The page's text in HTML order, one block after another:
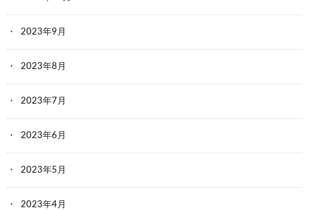
2023年9月
2023年8月
2023年7月
2023年6月
2023年5月
2023年4月